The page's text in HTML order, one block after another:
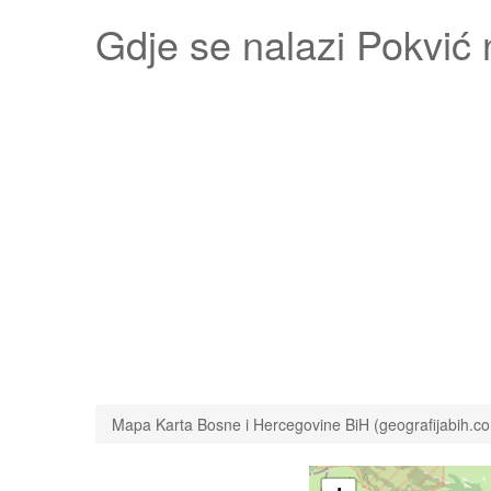
Gdje se nalazi Pokvić
Mapa Karta Bosne i Hercegovine BiH